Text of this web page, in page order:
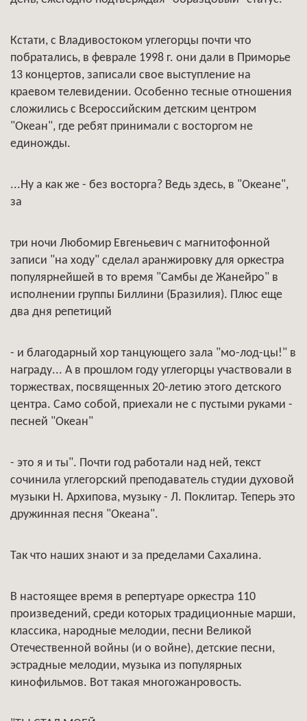
Кстати, с Владивостоком углегорцы почти что
побратались, в феврале 1998 г. они дали в Приморье
13 концертов, записали свое выступление на
краевом телевидении. Особенно тесные отношения
сложились с Всероссийским детским центром
"Океан", где ребят принимали с восторгом не
единожды.
...Ну а как же - без восторга? Ведь здесь, в "Океане",
за
три ночи Любомир Евгеньевич с магнитофонной
записи "на ходу" сделал аранжировку для оркестра
популярнейшей в то время "Самбы де Жанейро" в
исполнении группы Биллини (Бразилия). Плюс еще
два дня репетиций
- и благодарный хор танцующего зала "мо-лод-цы!" в
награду... А в прошлом году углегорцы участвовали в
торжествах, посвященных 20-летию этого детского
центра. Само собой, приехали не с пустыми руками -
песней "Океан"
- это я и ты". Почти год работали над ней, текст
сочинила углегорский преподаватель студии духовой
музыки Н. Архипова, музыку - Л. Поклитар. Теперь это
дружинная песня "Океана".
Так что наших знают и за пределами Сахалина.
В настоящее время в репертуаре оркестра 110
произведений, среди которых традиционные марши,
классика, народные мелодии, песни Великой
Отечественной войны (и о войне), детские песни,
эстрадные мелодии, музыка из популярных
кинофильмов. Вот такая многожанровость.